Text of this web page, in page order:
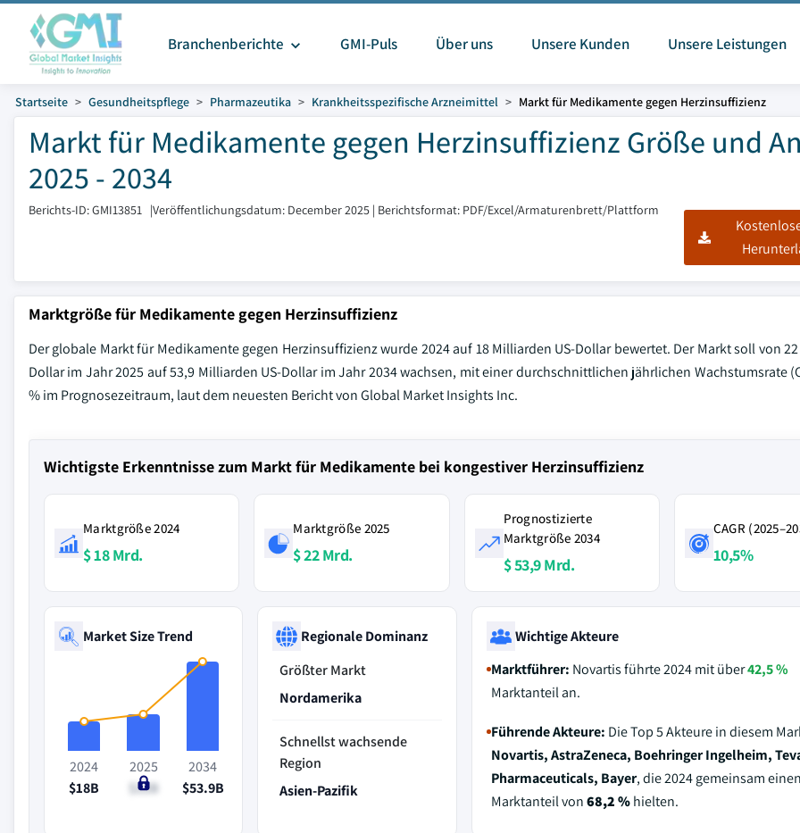
Branchenberichte GMI-Puls Über uns Unsere Kunden Unsere Leistungen
Startseite Gesundheitspflege Pharmazeutika Krankheitsspezifische Arzneimittel Markt für Medikamente gegen Herzinsuffizienz
Markt für Medikamente gegen Herzinsuffizienz Größe und
2025 - 2034
Berichts-ID: GMI13851 |Veröffentlichungsdatum: December 2025 | Berichtsformat: PDF/Excel/Armaturenbrett/Plattform
Marktgröße für Medikamente gegen Herzinsuffizienz
Der globale Markt für Medikamente gegen Herzinsuffizienz wurde 2024 auf 18 Milliarden US-Dollar bewertet. Der Markt soll von
Dollar im Jahr 2025 auf 53,9 Milliarden US-Dollar im Jahr 2034 wachsen, mit einer durchschnittlichen jährlichen Wachstumsrate
% im Prognosezeitraum, laut dem neuesten Bericht von Global Market Insights Inc.
Wichtigste Erkenntnisse zum Markt für Medikamente bei kongestiver Herzinsuffizienz
Marktgröße 2024
$ 18 Mrd.
Marktgröße 2025
$ 22 Mrd.
Prognostizierte
Marktgröße 2034
$ 53,9 Mrd.
CAGR
10,5%
Market Size Trend
2024
$18B
2025
$22B
2034
$53.9B
Regionale Dominanz
Größter Markt
Nordamerika
Schnellst wachsende
Region
Asien-Pazifik
Wichtige Akteure
Marktführer: Novartis führte 2024 mit über42,5 %
Marktanteil an.
Führende Akteure: Die Top 5 Akteure in diesem
Novartis, AstraZeneca, Boehringer Ingelheim,
Pharmaceuticals, Bayer, die 2024 gemeinsam einen
Marktanteil von68,2 %hielten.